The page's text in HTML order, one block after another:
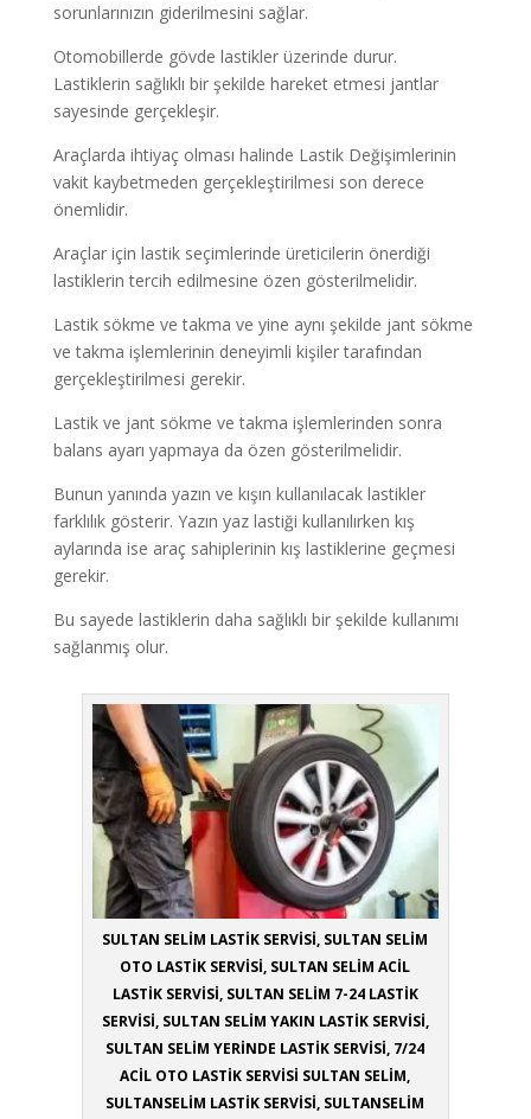
sorunlarınızın giderilmesini sağlar.
Otomobillerde gövde lastikler üzerinde durur.
Lastiklerin sağlıklı bir şekilde hareket etmesi jantlar
sayesinde gerçekleşir.
Araçlarda ihtiyaç olması halinde Lastik Değişimlerinin
vakit kaybetmeden gerçekleştirilmesi son derece
önemlidir.
Araçlar için lastik seçimlerinde üreticilerin önerdiği
lastiklerin tercih edilmesine özen gösterilmelidir.
Lastik sökme ve takma ve yine aynı şekilde jant sökme
ve takma işlemlerinin deneyimli kişiler tarafından
gerçekleştirilmesi gerekir.
Lastik ve jant sökme ve takma işlemlerinden sonra
balans ayarı yapmaya da özen gösterilmelidir.
Bunun yanında yazın ve kışın kullanılacak lastikler
farklılık gösterir. Yazın yaz lastiği kullanılırken kış
aylarında ise araç sahiplerinin kış lastiklerine geçmesi
gerekir.
Bu sayede lastiklerin daha sağlıklı bir şekilde kullanımı
sağlanmış olur.
SULTAN SELİM LASTİK SERVİSİ, SULTAN SELİM
OTO LASTİK SERVİSİ, SULTAN SELİM ACİL
LASTİK SERVİSİ, SULTAN SELİM 7-24 LASTİK
SERVİSİ, SULTAN SELİM YAKIN LASTİK SERVİSİ,
SULTAN SELİM YERİNDE LASTİK SERVİSİ, 7/24
ACİL OTO LASTİK SERVİSİ SULTAN SELİM,
SULTANSELİM LASTİK SERVİSİ, SULTANSELİM